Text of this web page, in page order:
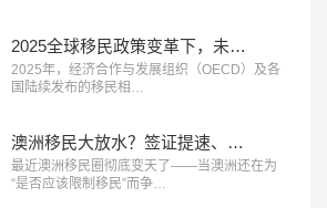
2025全球移民政策变革下，未来移民方向何去何从？
2025年，经济合作与发展组织（OECD）及各
国陆续发布的移民相…
澳洲移民大放水？签证提速、名额激增，留澳黄金期真的来了！
最近澳洲移民圈彻底变天了——当澳洲还在为
“是否应该限制移民”而争…